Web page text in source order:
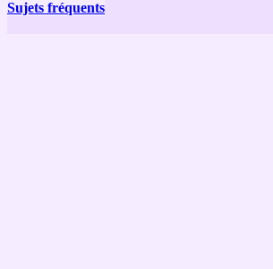
Sujets fréquents